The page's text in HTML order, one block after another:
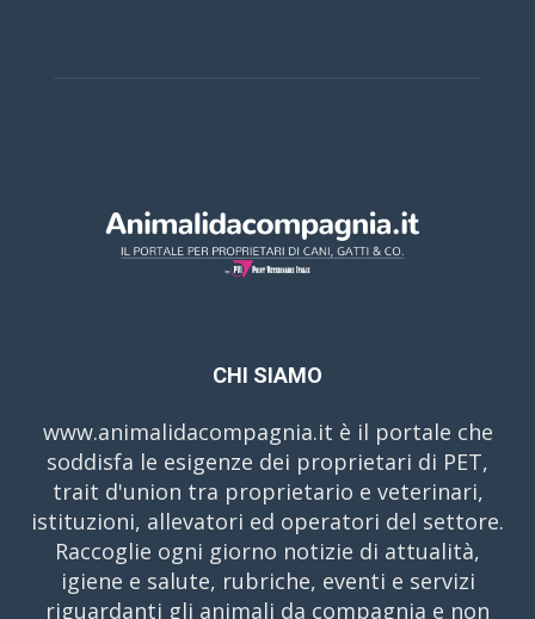
CHI SIAMO
www.animalidacompagnia.it è il portale che
soddisfa le esigenze dei proprietari di PET,
trait d'union tra proprietario e veterinari,
istituzioni, allevatori ed operatori del settore.
Raccoglie ogni giorno notizie di attualità,
igiene e salute, rubriche, eventi e servizi
riguardanti gli animali da compagnia e non